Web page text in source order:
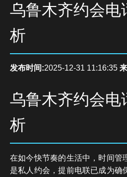
乌鲁木齐约会电
析
发布时间:2025-12-31 11:16:35
乌鲁木齐约会电
析
在如今快节奏的生活中，时间管
是私人约会，提前电联已成为确